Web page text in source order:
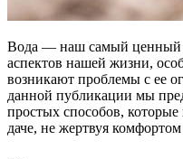
Вода — наш самый ценный
аспектов нашей жизни,
возникают проблемы с ее
данной публикации мы
простых способов,
даче, не жертвуя